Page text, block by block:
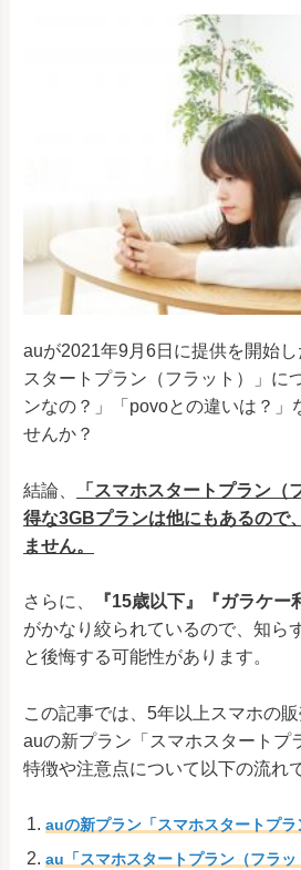
auが2021年9月6日に提供を開始
スタートプラン（フラット）」に
ンなの？」「povoとの違いは？」
せんか？
結論、
「スマホスタートプラン（
得な3GBプランは他にもあるので
ません。
さらに、 『15歳以下』『ガラケー
がかなり絞られているので、知ら
と後悔する可能性があります。
この記事では、5年以上スマホの販
auの新プラン「スマホスタートプ
特徴や注意点について以下の流れ
auの新プラン「スマホスタートプラ
au「スマホスタートプラン（フラ